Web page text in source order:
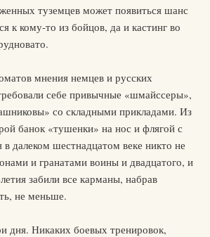
туземцев может появиться шанс
к кому-то из бойцов, да и кастинг во
мнения немцев и русских
себе привычные «шмайссеры»,
со складными прикладами. Из
банок «тушенки» на нос и флягой с
в далеком шестнадцатом веке никто не
и гранатами воины и двадцатого, и
забили все карманы, набрав
не меньше.
дня. Никаких боевых тренировок,